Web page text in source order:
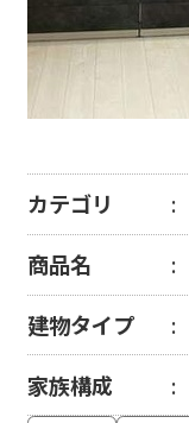
カテゴリ
商品名
建物タイプ
家族構成